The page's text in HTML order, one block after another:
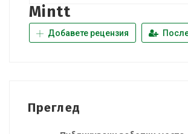
Mintt
Добавете рецензия
Преглед